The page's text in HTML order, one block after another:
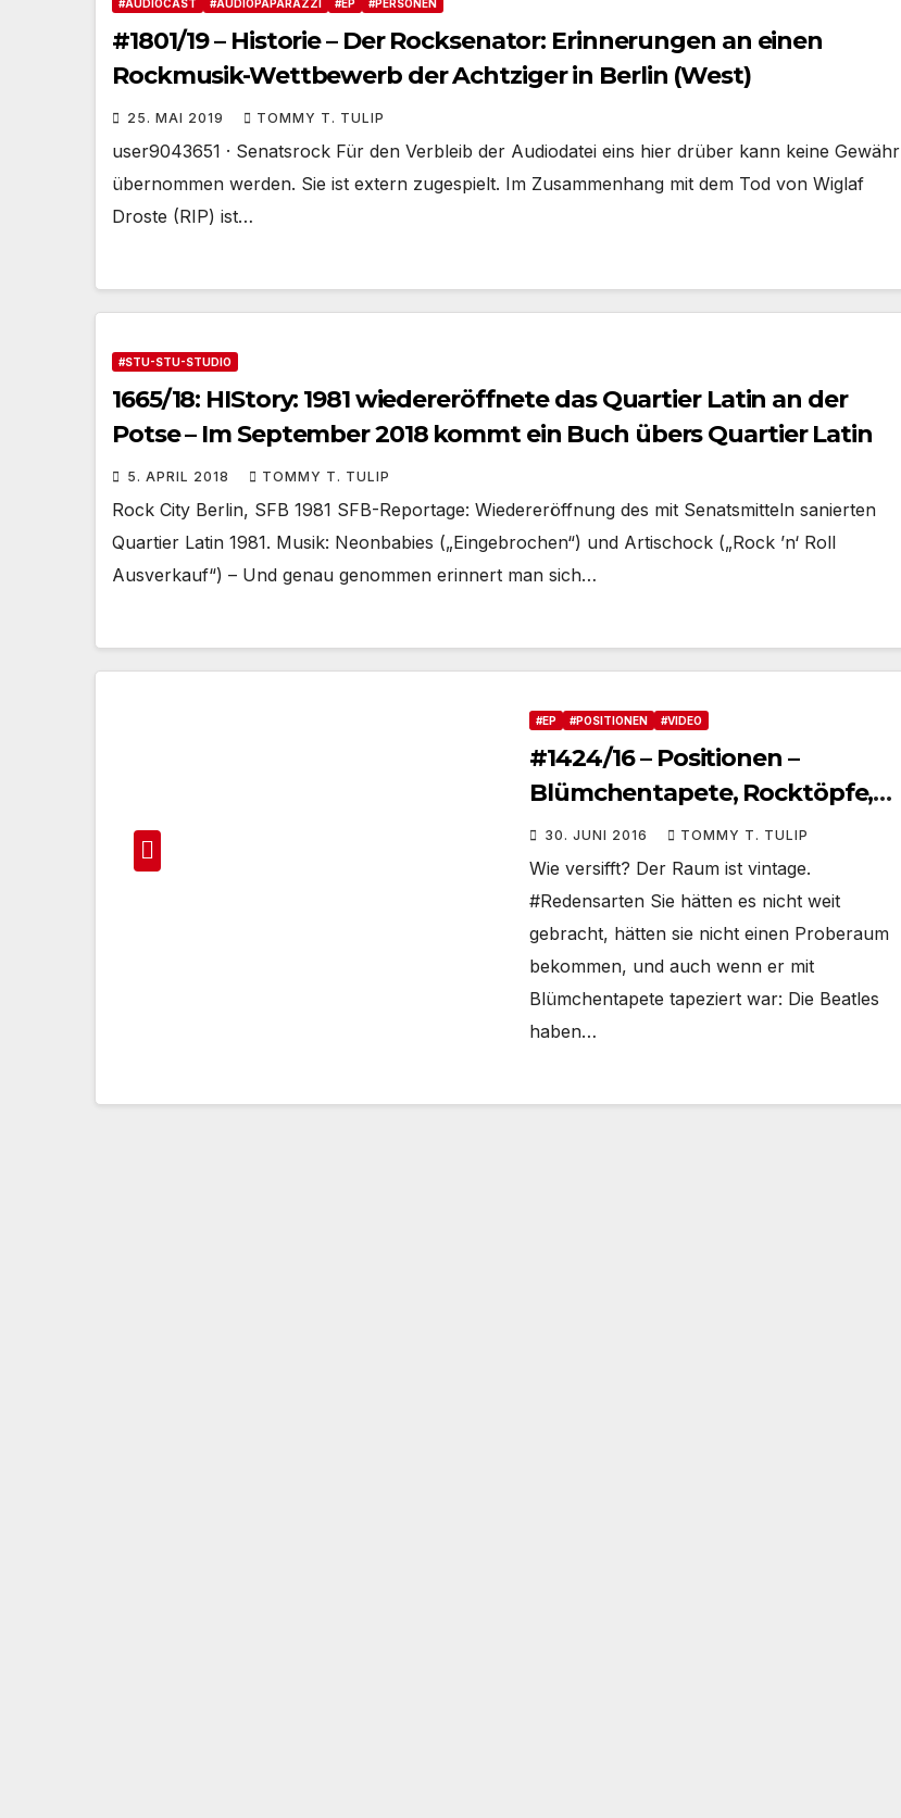
#AUDIOCAST #AUDIOPAPARAZZI #EP #PERSONEN
#1801/19 – Historie – Der Rocksenator: Erinnerungen an einen
Rockmusik-Wettbewerb der Achtziger in Berlin (West)
25. MAI 2019 TOMMY T. TULIP
user9043651 · Senatsrock Für den Verbleib der Audiodatei eins hier drüber kann keine Gewähr
übernommen werden. Sie ist extern zugespielt. Im Zusammenhang mit dem Tod von Wiglaf
Droste (RIP) ist…
#STU-STU-STUDIO
1665/18: HIStory: 1981 wiedereröffnete das Quartier Latin an der
Potse – Im September 2018 kommt ein Buch übers Quartier Latin
5. APRIL 2018 TOMMY T. TULIP
Rock City Berlin, SFB 1981 SFB-Reportage: Wiedereröffnung des mit Senatsmitteln sanierten
Quartier Latin 1981. Musik: Neonbabies („Eingebrochen“) und Artischock („Rock ’n‘ Roll
Ausverkauf“) – Und genau genommen erinnert man sich…
#EP #POSITIONEN #VIDEO
#1424/16 – Positionen –
Blümchentapete, Rocktöpfe,
Übungsräume und
Schlagzeuger in #Berlin
#Proberaum – eine
Situationstragik
30. JUNI 2016 TOMMY T. TULIP
Wie versifft? Der Raum ist vintage.
#Redensarten Sie hätten es nicht weit
gebracht, hätten sie nicht einen Proberaum
bekommen, und auch wenn er mit
Blümchentapete tapeziert war: Die Beatles
haben…